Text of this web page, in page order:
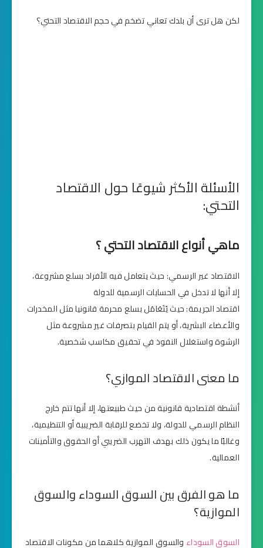
لكن هل ترى أن بلدك تعاني تضخم في حجم الاقتصاد التحتي؟
الأسئلة الأكثر شيوعًا حول الاقتصاد
التحتي:
ماهي أنواع الاقتصاد التحتي ؟
الاقتصاد غير الرسمي: حيث يتعامل فيه الأفراد بسلع مشروعة،
إلا أنها لا تدخل في الحسابات الرسمية للدولة
اقتصاد الجريمة: حيث يُتَعَامَل بسلع محرمة قانونيا مثل المخدرات
والأعضاء البشرية، أو يتم القيام بتصرفات غير مشروعة مثل
الرشوة واستغلال النفوذ في تحقيق مكاسب شخصية.
ما معنى الاقتصاد الموازي؟
أنشطة اقتصادية قانونية من حيث طبيعتها، إلا أنها تتم خارج
النظام الرسمي للدولة، ولا تخضع للرقابة الضريبية أو التنظيمية،
وغالبًا ما يكون ذلك بهدف التهرب الضريبي أو الحقوق والتأمينات
العمالية.
ما هو الفرق بين السوق السوداء والسوق
الموازية؟
السوق السوداء والسوق الموازية كلاهما من مكونات الاقتصاد